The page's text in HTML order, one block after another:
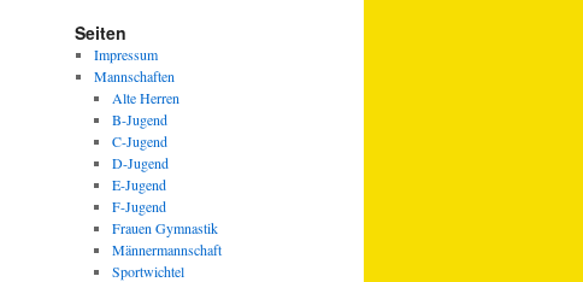
Seiten
Impressum
Mannschaften
Alte Herren
B-Jugend
C-Jugend
D-Jugend
E-Jugend
F-Jugend
Frauen Gymnastik
Männermannschaft
Sportwichtel